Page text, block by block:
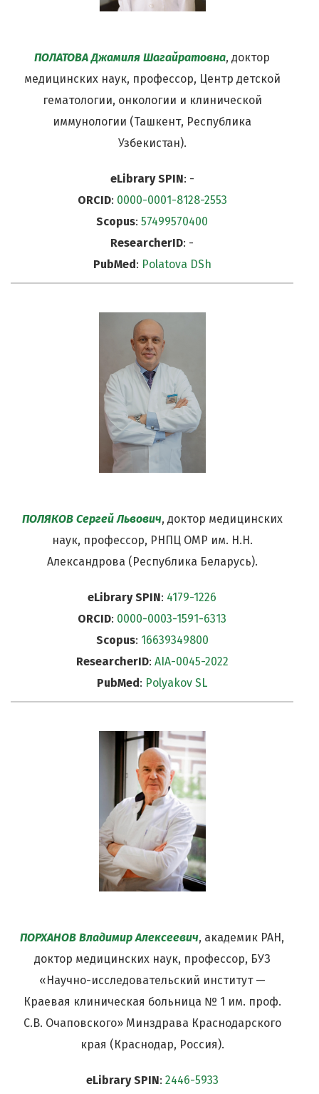
ПОЛАТОВА Джамиля Шагайратовна, доктор
медицинских наук, профессор, Центр детской
гематологии, онкологии и клинической
иммунологии (Ташкент, Республика
Узбекистан).
eLibrary SPIN: -
ORCID: 0000-0001-8128-2553
Scopus:57499570400
ResearcherID: -
PubMed: Polatova DSh
ПОЛЯКОВ Сергей Львович, доктор медицинских
наук, профессор, РНПЦ ОМР им. Н.Н.
Александрова (Республика Беларусь).
eLibrary SPIN: 4179-1226
ORCID: 0000-0003-1591-6313
Scopus: 16639349800
ResearcherID: AIA-0045-2022
PubMed: Polyakov SL
ПОРХАНОВ Владимир Алексеевич, академик РАН,
доктор медицинских наук, профессор, БУЗ
«Научно-исследовательский институт —
Краевая клиническая больница № 1 им. проф.
С.В. Очаповского» Минздрава Краснодарского
края (Краснодар, Россия).
eLibrary SPIN: 2446-5933